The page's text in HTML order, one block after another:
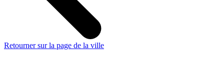
Retourner sur la page de la ville